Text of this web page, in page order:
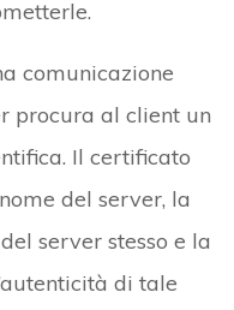
comunicazione
procura al client un
Il certificato
del server, la
server stesso e la
di tale